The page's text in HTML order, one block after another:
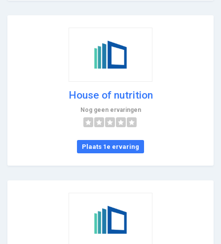
House of nutrition
Nog geen ervaringen
Plaats 1e ervaring